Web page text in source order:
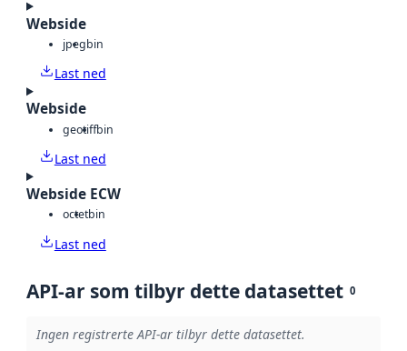
Webside
jpegbin
Last ned
Webside
geotiffbin
Last ned
Webside ECW
octetbin
Last ned
API-ar som tilbyr dette datasettet 0
Ingen registrerte API-ar tilbyr dette datasettet.